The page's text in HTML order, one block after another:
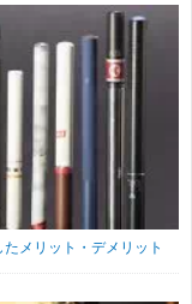
メリット・デメリット